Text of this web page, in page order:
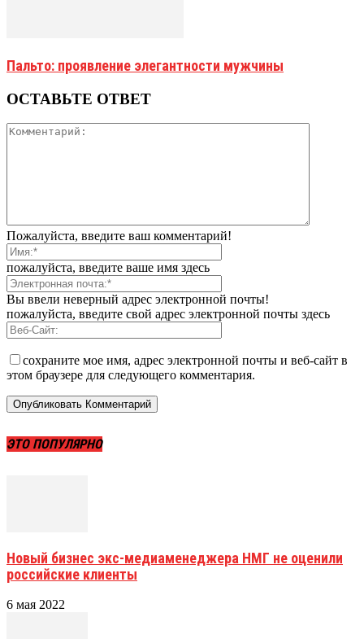
Пальто: проявление элегантности мужчины
ОСТАВЬТЕ ОТВЕТ
Пожалуйста, введите ваш комментарий!
пожалуйста, введите ваше имя здесь
Вы ввели неверный адрес электронной почты!
пожалуйста, введите свой адрес электронной почты здесь
сохраните мое имя, адрес электронной почты и веб-сайт в
этом браузере для следующего комментария.
ЭТО ПОПУЛЯРНО
Новый бизнес экс-медиаменеджера НМГ не оценили
российские клиенты
6 мая 2022